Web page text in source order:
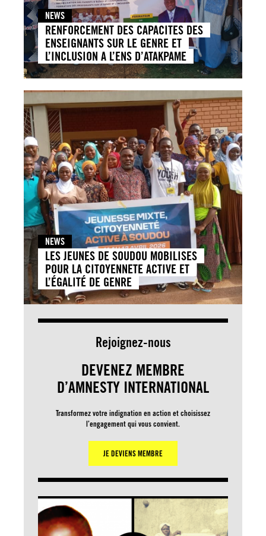
NEWS
RENFORCEMENT DES CAPACITES DES
ENSEIGNANTS SUR LE GENRE ET
L’INCLUSION A L’ENS D’ATAKPAME
NEWS
LES JEUNES DE SOUDOU MOBILISES
POUR LA CITOYENNETE ACTIVE ET
L’ÉGALITÉ DE GENRE
Rejoignez-nous
DEVENEZ MEMBRE
D’AMNESTY INTERNATIONAL
Transformez votre indignation en action et choisissez
l’engagement qui vous convient.
JE DEVIENS MEMBRE